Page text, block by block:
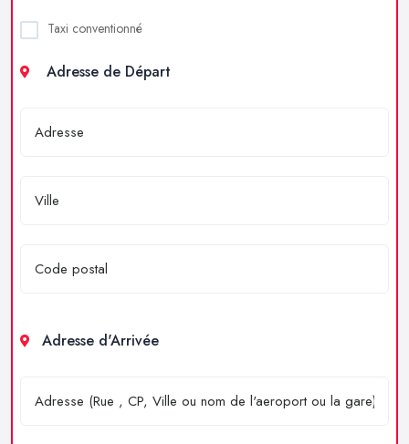
Taxi conventionné
Adresse de Départ
Adresse d'Arrivée